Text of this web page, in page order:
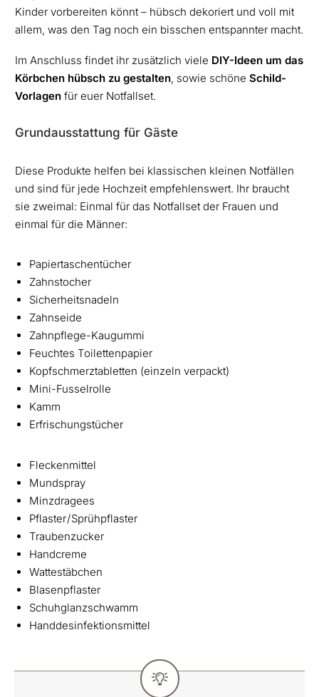
Kinder vorbereiten könnt – hübsch dekoriert und voll mit
allem, was den Tag noch ein bisschen entspannter macht.
Im Anschluss findet ihr zusätzlich viele DIY-Ideen um das
Körbchen hübsch zu gestalten, sowie schöne Schild-
Vorlagen für euer Notfallset.
Grundausstattung für Gäste
Diese Produkte helfen bei klassischen kleinen Notfällen
und sind für jede Hochzeit empfehlenswert. Ihr braucht
sie zweimal: Einmal für das Notfallset der Frauen und
einmal für die Männer:
Papiertaschentücher
Zahnstocher
Sicherheitsnadeln
Zahnseide
Zahnpflege-Kaugummi
Feuchtes Toilettenpapier
Kopfschmerztabletten (einzeln verpackt)
Mini-Fusselrolle
Kamm
Erfrischungstücher
Fleckenmittel
Mundspray
Minzdragees
Pflaster / Sprühpflaster
Traubenzucker
Handcreme
Wattestäbchen
Blasenpflaster
Schuhglanzschwamm
Handdesinfektionsmittel